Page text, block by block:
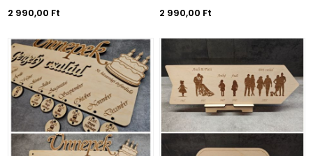
2 990,00 Ft
2 990,00 Ft